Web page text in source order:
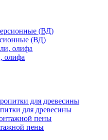
(ВД)
олифа
для древесины
пены